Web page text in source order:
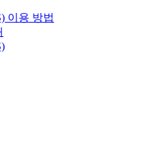
이용 방법